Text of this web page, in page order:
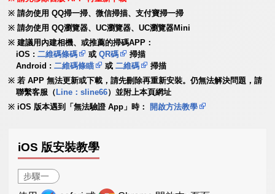
請勿使用 QQ掃一掃、微信掃描、支付寶掃一掃
請勿使用 QQ瀏覽器、UC瀏覽器、UC瀏覽器Mini
建議用內建相機、或推薦的掃碼APP：
iOS :二維碼條碼 或QR碼
掃描
Android :二維碼條瞄 或二維碼
掃描
若 APP 無法更新或下載，請先刪除再重新安裝。仍無法解決問題，請
聯繫客服（ Line：sline66）並附上本頁網址
iOS 版本遇到「無法驗證 App」時：
開啟方法教學
iOS 版安裝教學
步驟一